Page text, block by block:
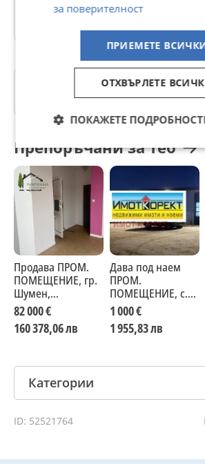
Още оферти на https://
гр. Ихтиман
София област
Препоръчани за теб
Продава ПРОМ.
ПОМЕЩЕНИЕ, гр.
Шумен,
Добруджански
82 000 €
160 378,06 лв
Дава под наем
ПРОМ.
ПОМЕЩЕНИЕ, с.
Братаница, област
Пазарджик
1 000 €
1 955,83 лв
Категории
ID: 52521764
за поверителност
ПРИЕМЕТЕ
ОТХВЪРЛЕТЕ
ПОКАЖЕТЕ